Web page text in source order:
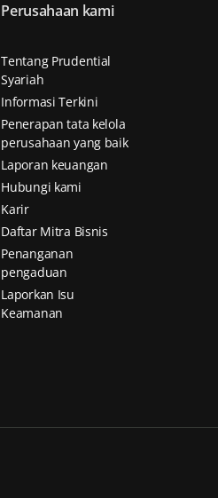
Perusahaan kami
Tentang Prudential
Syariah
Informasi Terkini
Penerapan tata kelola
perusahaan yang baik
Laporan keuangan
Hubungi kami
Karir
Daftar Mitra Bisnis
Penanganan
pengaduan
Laporkan Isu
Keamanan